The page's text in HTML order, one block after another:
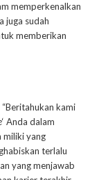
memperkenalkan
juga sudah
memberikan
kami
‘ Anda dalam
miliki yang
terlalu
yang menjawab